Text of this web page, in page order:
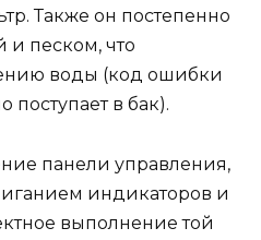
Также он постепенно
и песком, что
воды (код ошибки
поступает в бак).
панели управления,
индикаторов и
выполнение той